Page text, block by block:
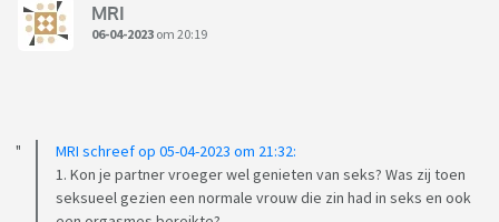
Ik ben verre van een perfecte man en ik besef heel goed dat
frustratie zal blijven. Of aanvaarden dat de relatie zal
worden stopgezet met alle gevolgen vandien... zodat ik... ja...
op zoek kan gaan om mijn nieuwsgierigheid in andere
MRI
06-04-2023 om 20:19
MRI schreef op 05-04-2023 om 21:32:
1. Kon je partner vroeger wel genieten van seks? Was zij toen
seksueel gezien een normale vrouw die zin had in seks en ook